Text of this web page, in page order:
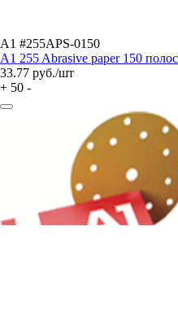
A1 #255APS-0150
A1 255 Abrasive paper 150
33.77 руб./шт
+ 50 -